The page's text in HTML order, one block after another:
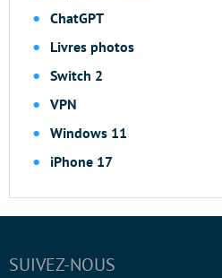
ChatGPT
Livres photos
Switch 2
VPN
Windows 11
iPhone 17
SUIVEZ-NOUS